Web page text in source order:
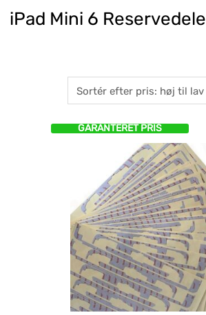
iPad Mini 6 Reservedele
GARANTERET PRIS